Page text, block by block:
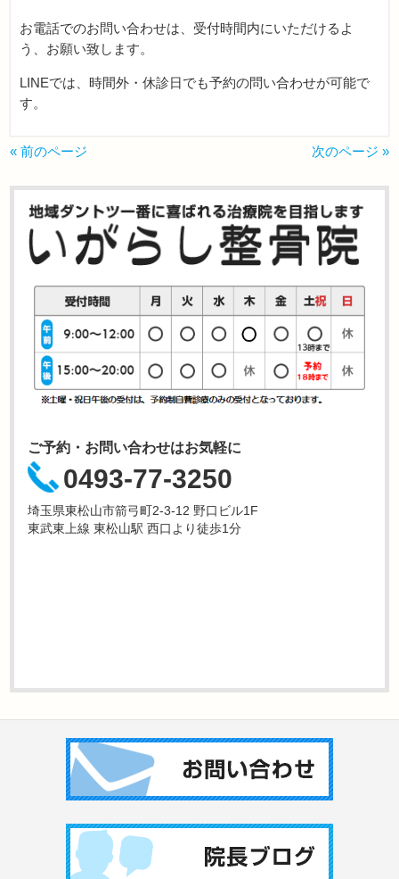
お電話でのお問い合わせは、受付時間内にいただけるよ
う、お願い致します。
LINEでは、時間外・休診日でも予約の問い合わせが可能で
す。
« 前のページ 次のページ »
ご予約・お問い合わせはお気軽に
0493-77-3250
埼玉県東松山市箭弓町2-3-12 野口ビル1F
東武東上線 東松山駅 西口より徒歩1分